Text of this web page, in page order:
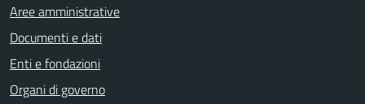
Aree amministrative
Documenti e dati
Enti e fondazioni
Organi di governo